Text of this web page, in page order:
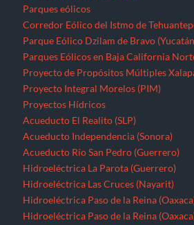
Parques eólicos
Corredor Eólico del Istmo de
Parque Eólico Dzilam de Bravo
Parques Eólicos en Baja California
Proyecto de Propósitos Múltiples
Proyecto Integral Morelos (PIM)
Proyectos Hídricos
Acueducto El Realito (SLP)
Acueducto Independencia (Sonora)
Acueducto Río San Pedro (Guerrero)
Hidroeléctrica La Parota (Guerrero)
Hidroeléctrica Las Cruces (Nayarit)
Hidroeléctrica Paso de la Reina
Hidroeléctrica Paso de la Reina